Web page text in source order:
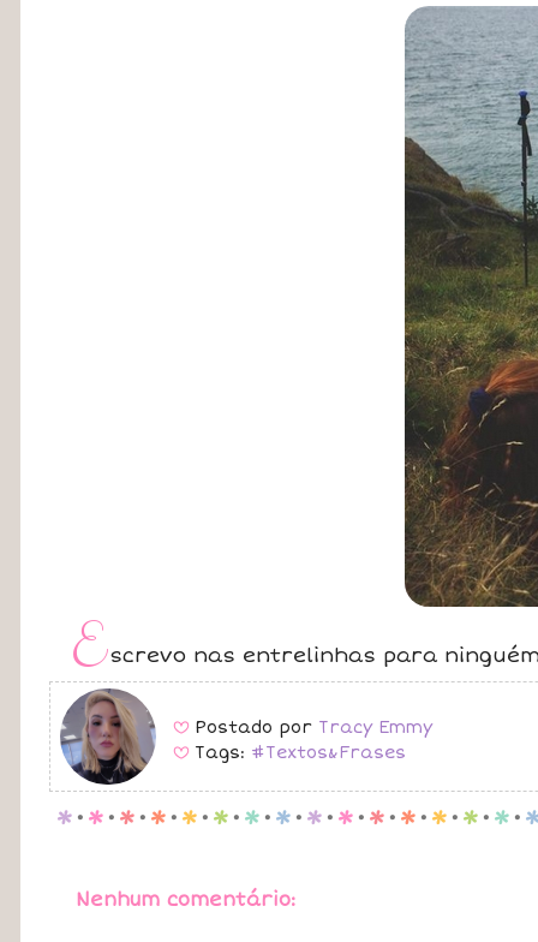
Escrevo nas entrelinhas para
B Postado por Tracy Emmy
B Tags: #Textos&Frases
p . p . p . p . p . p . p . p . p . p . p . p . p . p . p .
Nenhum comentário: